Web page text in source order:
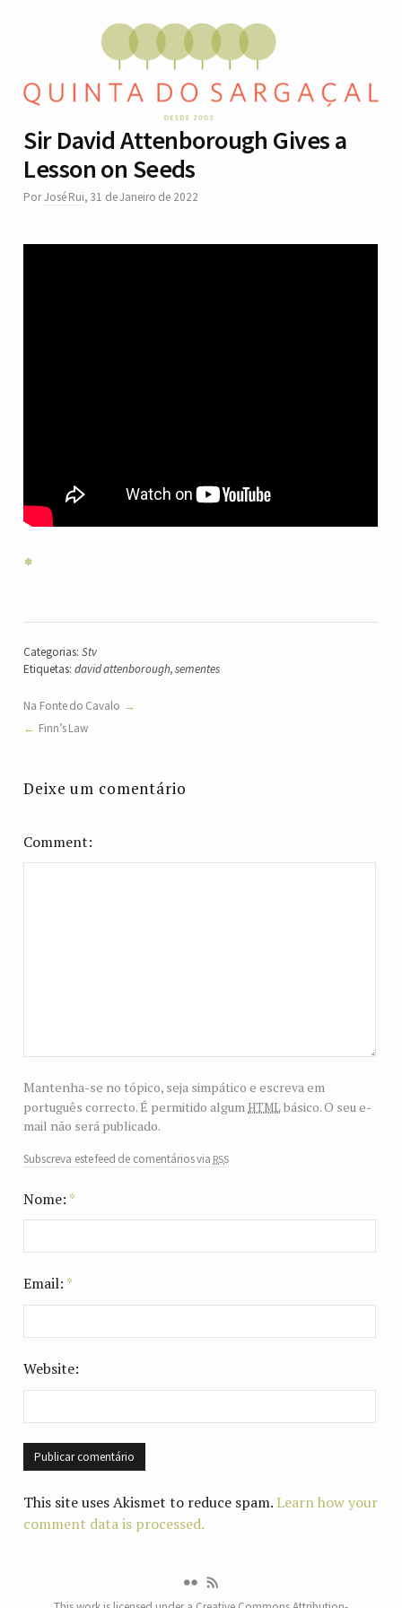
Sir David Attenborough Gives a
Lesson on Seeds
PorJosé Rui, 31 de Janeiro de 2022
Categorias: Stv
Etiquetas: david attenborough,sementes
Na Fonte do Cavalo
Finn’s Law
Deixe um comentário
Comment
Mantenha-se no tópico, seja simpático e escreva em
português correcto. É permitido algum htmlbásico. O seu e-
mail não será publicado.
Subscreva este feed de comentários via rss
Nome: *
Email: *
Website:
This site uses Akismet to reduce spam. Learn how your
comment data is processed.